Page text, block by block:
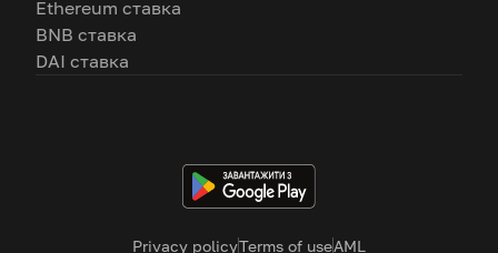
Privacy policyTerms of useAML
Ethereum ставка
BNB ставка
DAI ставка